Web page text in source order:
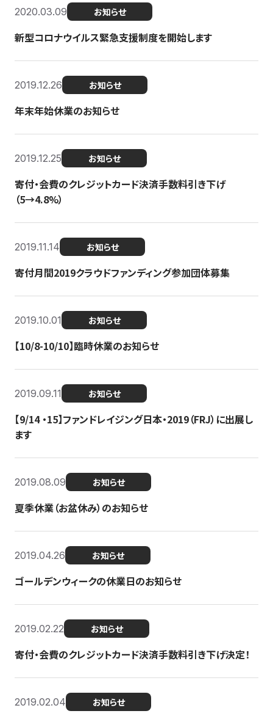
2020.03.09 お知らせ
新型コロナウイルス緊急支援制度を開始します
2019.12.26 お知らせ
年末年始休業のお知らせ
2019.12.25 お知らせ
寄付・会費のクレジットカード決済手数料引き下げ
（5→4.8%）
2019.11.14 お知らせ
寄付月間2019クラウドファンディング参加団体募集
2019.10.01 お知らせ
【10/8-10/10】臨時休業のお知らせ
2019.09.11 お知らせ
【9/14 ・15】ファンドレイジング日本・2019（FRJ）に出展し
ます
2019.08.09 お知らせ
夏季休業（お盆休み）のお知らせ
2019.04.26 お知らせ
ゴールデンウィークの休業日のお知らせ
2019.02.22 お知らせ
寄付・会費のクレジットカード決済手数料引き下げ決定！
2019.02.04 お知らせ